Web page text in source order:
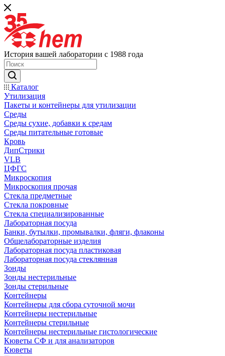
История вашей лаборатории с 1988 года
Каталог
Утилизация
Пакеты и контейнеры для утилизации
Среды
Среды сухие, добавки к средам
Среды питательные готовые
Кровь
ДипСтрики
VLB
ЦФГС
Микроскопия
Микроскопия прочая
Стекла предметные
Стекла покровные
Стекла специализированные
Лабораторная посуда
Банки, бутылки, промывалки, фляги, флаконы
Общелабораторные изделия
Лабораторная посуда пластиковая
Лабораторная посуда стеклянная
Зонды
Зонды нестерильные
Зонды стерильные
Контейнеры
Контейнеры для сбора суточной мочи
Контейнеры нестерильные
Контейнеры стерильные
Контейнеры нестерильные гистологические
Кюветы СФ и для анализаторов
Кюветы